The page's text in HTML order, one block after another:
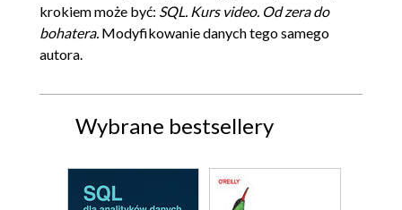
krokiem może być: SQL. Kurs video. Od zera do
bohatera. Modyfikowanie danych tego samego
autora.
Wybrane bestsellery